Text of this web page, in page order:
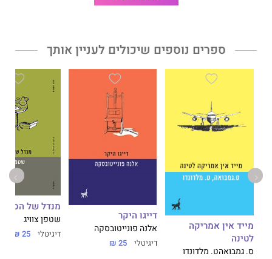
ספרים נוספים שיכולים לעניין אותך
מייד אין אמריקה
לטינה
ס. גמבואהט. מלדונדו
דייגו היקר
אלנה פונייטובסקה
דיגיטלי 25 ₪
מנדל של
שטפן צוויג
דיגיטלי 25 ₪